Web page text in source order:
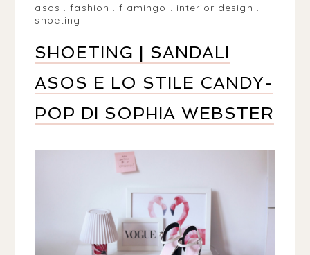
asos .fashion .flamingo . interior design .
shoeting
SHOETING | SANDALI
ASOS E LO STILE CANDY-
POP DI SOPHIA WEBSTER